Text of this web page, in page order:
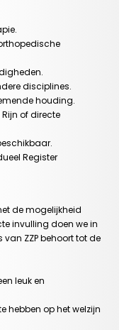
disciplines.
houding.
of directe
Register
de mogelijkheid
invulling doen we in
van ZZP behoort tot de
leuk en
hebben op het welzijn